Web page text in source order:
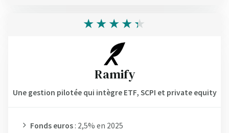
Ramify
Une gestion pilotée qui intègre ETF, SCPI et private equity
Fonds euros : 2,5% en 2025